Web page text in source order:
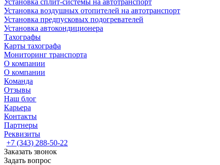
Установка сплит-системы на автотранспорт
Установка воздушных отопителей на автотранспорт
Установка предпусковых подогревателей
Установка автокондиционера
Тахографы
Карты тахографа
Мониторинг транспорта
О компании
О компании
Команда
Отзывы
Наш блог
Карьера
Контакты
Партнеры
Реквизиты
+7 (343) 288-50-22
Заказать звонок
Задать вопрос